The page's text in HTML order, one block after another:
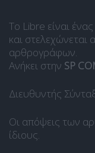
Το Libre είναι
και
αρθρογράφων.
Ανήκει στην SP
Διευθυντής
Οι απόψεις των
ίδιους.